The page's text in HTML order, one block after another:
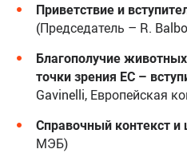
Приветствие и
(Председатель – R.
Благополучие
точки зрения ЕС –
Gavinelli, Европейская
Справочный контекст и
МЭБ)